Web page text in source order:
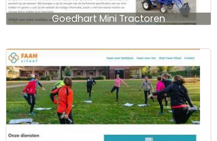
Goedhart Mini Tractoren